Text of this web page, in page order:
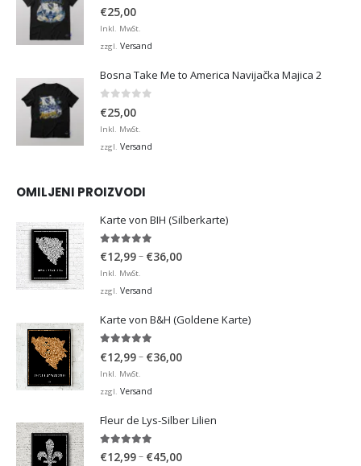
0 von 5
€25,00
Inkl. MwSt.
zzgl. Versand
Bosna Take Me to America Navijačka Majica 2
€25,00
Inkl. MwSt.
zzgl. Versand
OMILJENI PROIZVODI
Karte von BIH (Silberkarte)
4.92 von 5
€12,99– €36,00Preisspanne:
Inkl. MwSt.
zzgl. Versand
Karte von B&H (Goldene Karte)
€12,99– €36,00Preisspanne:
Inkl. MwSt.
zzgl. Versand
Fleur de Lys-Silber Lilien
4.95von 5
€12,99– €45,00Preisspanne: